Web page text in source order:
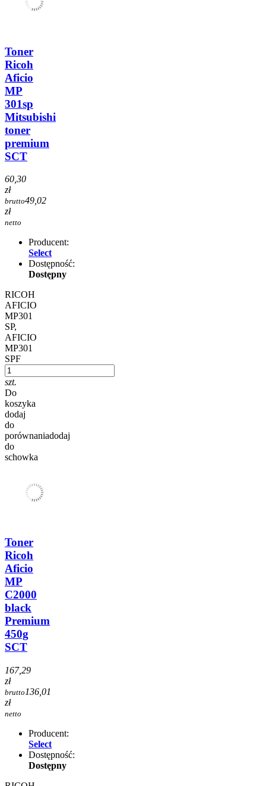
Toner
Ricoh
Aficio
MP
301sp
Mitsubishi
toner
premium
SCT
60,30
zł
brutto49,02
zł
netto
Producent:
Select
Dostępność:
Dostępny
RICOH
AFICIO
MP301
SP,
AFICIO
MP301
SPF
szt.
Do
koszyka
dodaj
do
porównaniadodaj
do
schowka
Toner
Ricoh
Aficio
MP
C2000
black
Premium
450g
SCT
167,29
zł
brutto 136,01
zł
netto
Producent:
Select
Dostępność:
Dostępny